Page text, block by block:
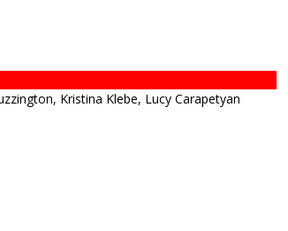
Kristina Klebe, Lucy Carapetyan